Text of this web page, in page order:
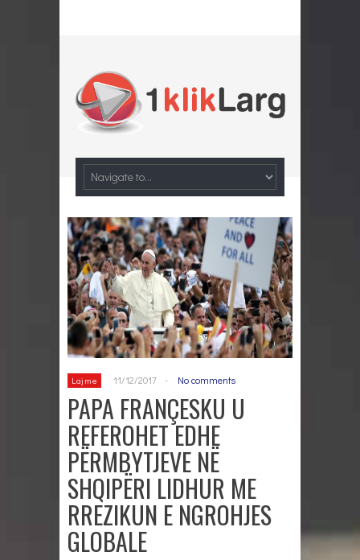
Lajme 11/12/2017 - No comments
PAPA FRANÇESKU U
REFEROHET EDHE
PËRMBYTJEVE NË
SHQIPËRI LIDHUR ME
RREZIKUN E NGROHJES
GLOBALE